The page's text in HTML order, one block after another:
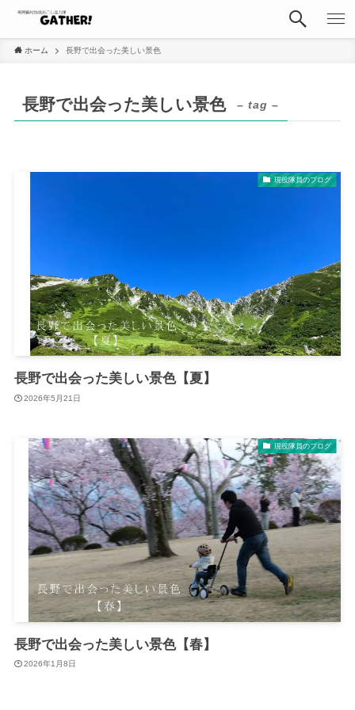
ホーム 長野で出会った美しい景色
長野で出会った美しい景色 – tag –
現役隊員のブログ
長野で出会った美しい景色【夏】
2026年5月21日
現役隊員のブログ
長野で出会った美しい景色【春】
2026年1月8日